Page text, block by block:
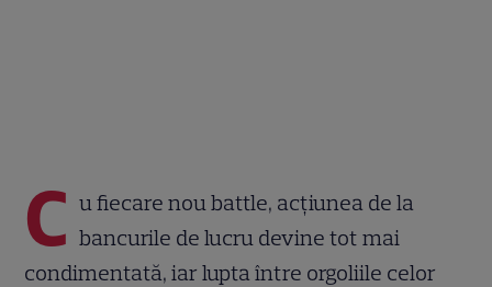
C u fiecare nou battle, acțiunea de la
bancurile de lucru devine tot mai
condimentată, iar lupta între orgoliile celor